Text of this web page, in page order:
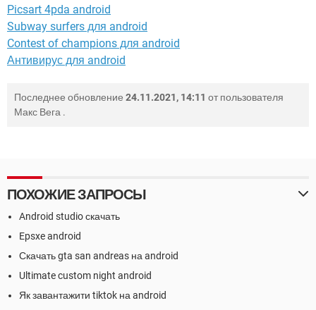
Picsart 4pda android
Subway surfers для android
Contest of champions для android
Антивирус для android
Последнее обновление 24.11.2021, 14:11 от пользователя
Макс Вега .
ПОХОЖИЕ ЗАПРОСЫ
Android studio скачать
Epsxe android
Скачать gta san andreas на android
Ultimate custom night android
Як завантажити tiktok на android